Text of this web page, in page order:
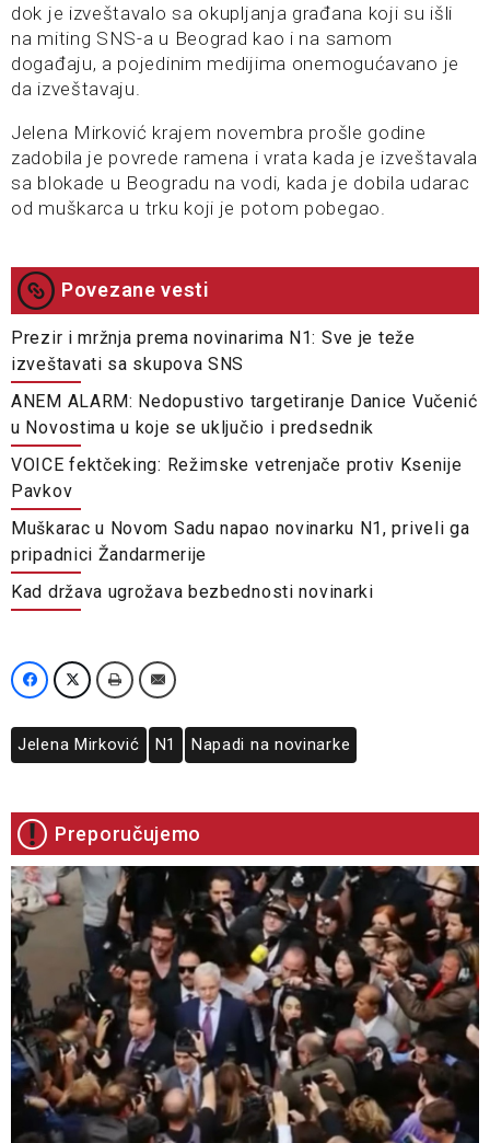
dok je izveštavalo sa okupljanja građana koji su išli
na miting SNS-a u Beograd kao i na samom
događaju, a pojedinim medijima onemogućavano je
da izveštavaju.
Jelena Mirković krajem novembra prošle godine
zadobila je povrede ramena i vrata kada je izveštavala
sa blokade u Beogradu na vodi, kada je dobila udarac
od muškarca u trku koji je potom pobegao.
Povezane vesti
Prezir i mržnja prema novinarima N1: Sve je teže
izveštavati sa skupova SNS
ANEM ALARM: Nedopustivo targetiranje Danice Vučenić
u Novostima u koje se uključio i predsednik
VOICE fektčeking: Režimske vetrenjače protiv Ksenije
Pavkov
Muškarac u Novom Sadu napao novinarku N1, priveli ga
pripadnici Žandarmerije
Kad država ugrožava bezbednosti novinarki
Jelena Mirković N1 Napadi na novinarke
Preporučujemo